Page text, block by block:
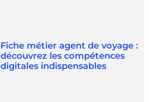
Fiche métier agent de voyage :
découvrez les compétences
digitales indispensables